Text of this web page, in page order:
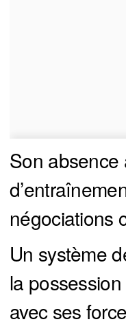
Son absence
négociations
Un système
la
avec ses